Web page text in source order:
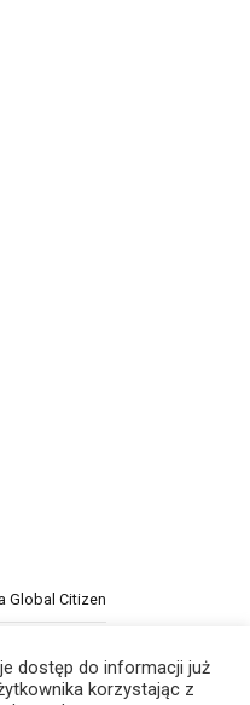
Global Citizen
dostęp do informacji już
korzystając z